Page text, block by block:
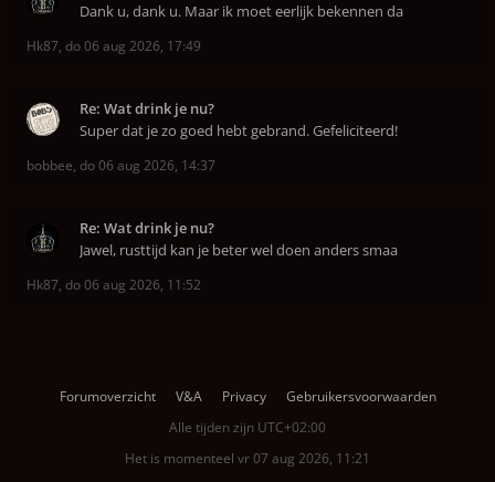
Dank u, dank u. Maar ik moet eerlijk bekennen da
Hk87, do 06 aug 2026, 17:49
Re: Wat drink je nu?
Super dat je zo goed hebt gebrand. Gefeliciteerd!
bobbee, do 06 aug 2026, 14:37
Re: Wat drink je nu?
Jawel, rusttijd kan je beter wel doen anders smaa
Hk87, do 06 aug 2026, 11:52
Forumoverzicht V&A Privacy
Gebruikersvoorwaarden
Alle tijden zijn UTC+02:00
Het is momenteel vr 07 aug 2026, 11:21